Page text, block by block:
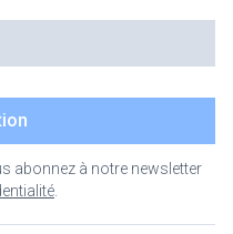
abonnez à notre newsletter